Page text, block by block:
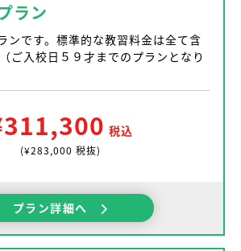
ラン
ンです。標準的な教習料金は全て含
ご入校日５９才までのプランとなり
税込
(¥283,000 税抜)
プラン詳細へ